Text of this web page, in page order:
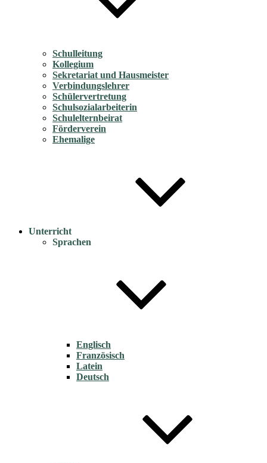
Schulleitung
Kollegium
Sekretariat und Hausmeister
Verbindungslehrer
Schülervertretung
Schulsozialarbeiterin
Schulelternbeirat
Förderverein
Ehemalige
Unterricht
Sprachen
Englisch
Französisch
Latein
Deutsch